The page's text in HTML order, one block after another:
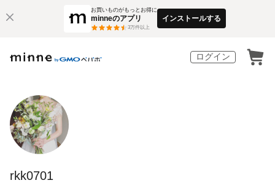
お買いものがもっとお得に
minneのアプリ
3万件以上
インストールする
ログイン
rkk0701